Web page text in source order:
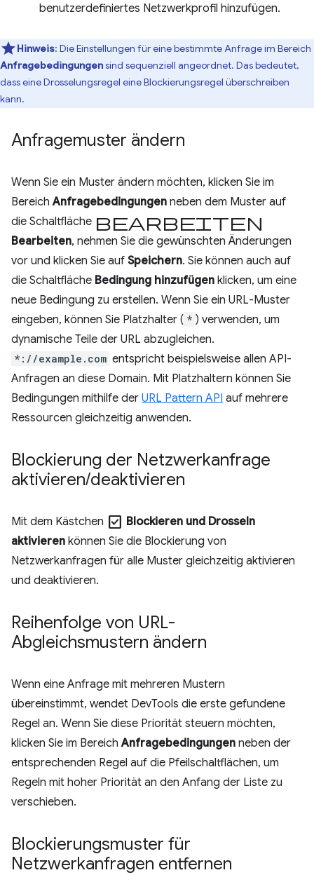
benutzerdefiniertes Netzwerkprofil hinzufügen.
Hinweis: Die Einstellungen für eine bestimmte Anfrage im Bereich
Anfragebedingungensind sequenziell angeordnet. Das bedeutet,
dass eine Drosselungsregel eine Blockierungsregel überschreiben
kann.
Anfragemuster ändern
Wenn Sie ein Muster ändern möchten, klicken Sie im
BereichAnfragebedingungen neben dem Muster auf
die Schaltfläche Bearbeiten
Bearbeiten, nehmen Sie die gewünschten Änderungen
vor und klicken Sie auf Speichern. Sie können auch auf
die Schaltfläche Bedingung hinzufügen klicken, um eine
neue Bedingung zu erstellen. Wenn Sie ein URL-Muster
eingeben, können Sie Platzhalter ( * ) verwenden, um
dynamische Teile der URL abzugleichen.
*://example.com entspricht beispielsweise allen API-
Anfragen an diese Domain. Mit Platzhaltern können Sie
Bedingungen mithilfe der URL Pattern API auf mehrere
Ressourcen gleichzeitig anwenden.
Blockierung der Netzwerkanfrage
aktivieren/deaktivieren
Mit dem Kästchen check_box Blockieren und Drosseln
aktivieren können Sie die Blockierung von
Netzwerkanfragen für alle Muster gleichzeitig aktivieren
und deaktivieren.
Reihenfolge von URL-
Abgleichsmustern ändern
Wenn eine Anfrage mit mehreren Mustern
übereinstimmt, wendet DevTools die erste gefundene
Regel an. Wenn Sie diese Priorität steuern möchten,
klicken Sie im BereichAnfragebedingungen neben der
entsprechenden Regel auf die Pfeilschaltflächen, um
Regeln mit hoher Priorität an den Anfang der Liste zu
verschieben.
Blockierungsmuster für
Netzwerkanfragen entfernen